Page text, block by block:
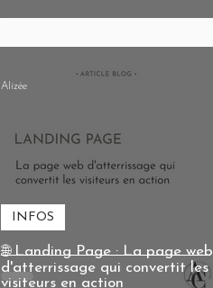
🌐 Landing Page : La page web
d'atterrissage qui convertit les
visiteurs en action
INFOS
Alizée